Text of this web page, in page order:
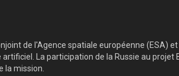
de l'Agence spatiale européenne (ESA)
La participation de la Russie au
la mission.